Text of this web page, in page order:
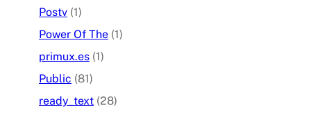
Postv (1)
Power Of The (1)
primux.es (1)
Public (81)
ready_text (28)